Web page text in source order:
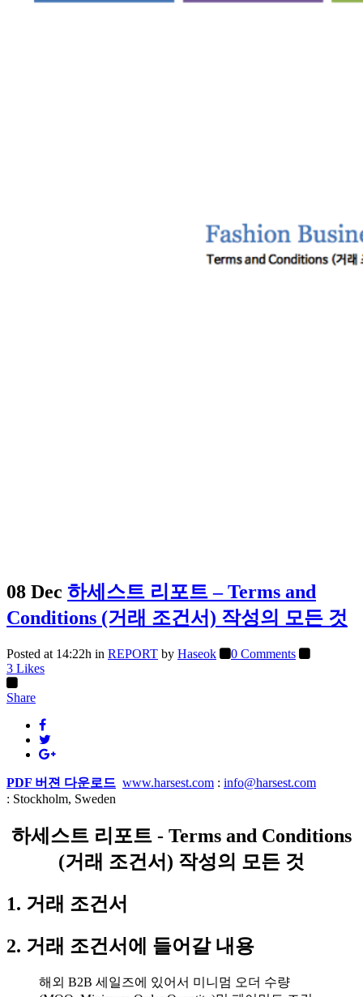
08 Dec 하세스트 리포트 – Terms and
Conditions (거래 조건서) 작성의 모든 것
Posted at 14:22h in REPORT by Haseok
0 Comments
3 Likes
Share
PDF 버젼 다운로드 www.harsest.com : info@harsest.com
: Stockholm, Sweden
하세스트 리포트 - Terms and Conditions
(거래 조건서) 작성의 모든 것
1. 거래 조건서
2. 거래 조건서에 들어갈 내용
해외 B2B 세일즈에 있어서 미니멈 오더 수량